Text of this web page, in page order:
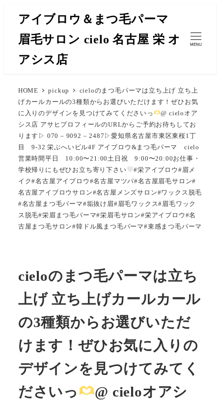
アイブロウ＆まつ毛パーマ
眉毛サロン cielo 名古屋 栄 オ
アシス店
MENU
HOME pickup
cieloのまつ毛パーマは立ち上げ 立ち上
げカールカールの3種類からお選びいただけます！ぜひお気
に入りのデザインを見つけてみてくださいっ
@ cieloオア
シス店 アサヒプロフィールのURLからご予約お待ちしてお
ります▷ 070 – 9092 – 2487▷愛知県名古屋市東区東桜1丁
目 9-32 栄ぶへいビル4F アイブロウ&まつ毛パーマ cielo
営業時間平日 10:00〜21:00土日祝 9:00〜20:00お仕事・
学校帰りにもぜひお立ち寄り下さい
#栄アイブロウ#眉メ
イク#名古屋アイブロウ#名古屋マツパ#名古屋眉毛サロン#
名古屋アイブロウサロン#名古屋メンズサロン#ワックス脱毛
#名古屋まつ毛パーマ#垢抜け眉#眉毛ワックス#眉毛ワック
ス脱毛#栄眉まつ毛パーマ#栄眉毛サロン#栄アイブロウ#名
古屋まつ毛サロン#韓ドル風まつ毛パーマ#束感まつ毛パーマ
cieloのまつ毛パーマは立ち
上げ 立ち上げカールカール
の3種類からお選びいただ
けます！ぜひお気に入りの
デザインを見つけてみてく
ださいっ
@ cieloオアシ